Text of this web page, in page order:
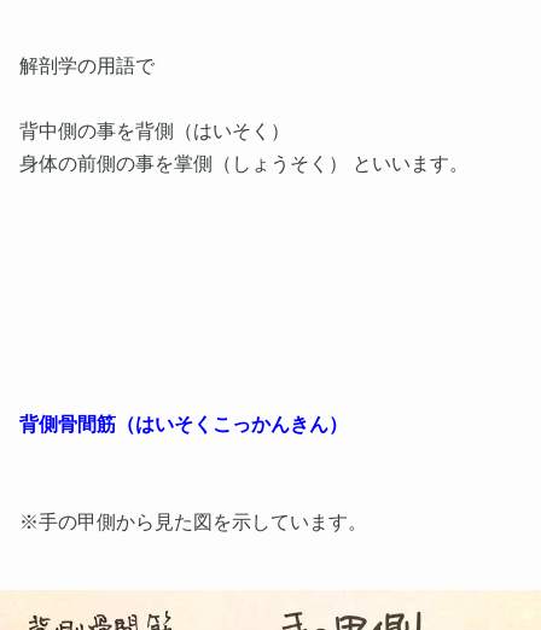
解剖学の用語で
背中側の事を背側（はいそく）
身体の前側の事を掌側（しょうそく） といいます。
背側骨間筋（はいそくこっかんきん）
※手の甲側から見た図を示しています。